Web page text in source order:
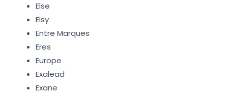
Else
Elsy
Entre Marques
Eres
Europe
Exalead
Exane